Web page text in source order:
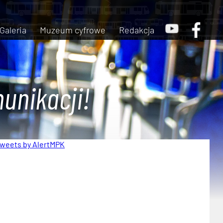
Galeria Muzeum cyfrowe Redakcja
by AlertMPK